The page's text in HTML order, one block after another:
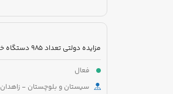
فعال
سیستان و بلوچستان - زاهدان